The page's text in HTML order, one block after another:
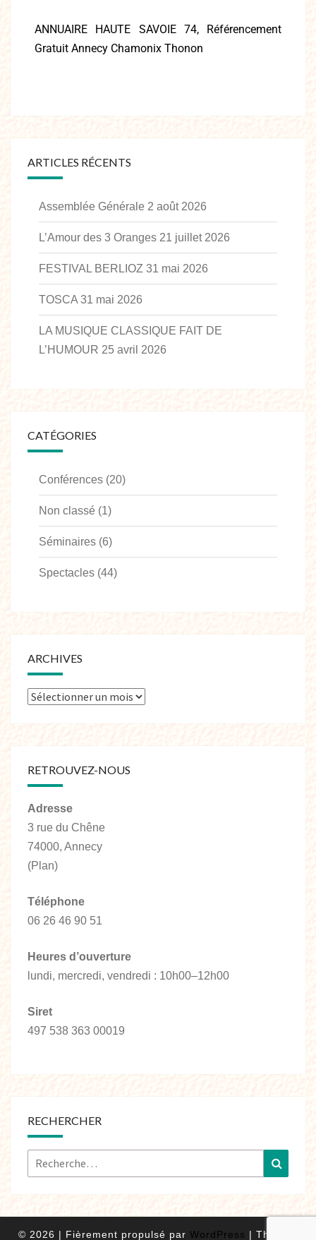
ANNUAIRE HAUTE SAVOIE 74, Référencement
Gratuit Annecy Chamonix Thonon
ARTICLES RÉCENTS
Assemblée Générale 2 août 2026
L’Amour des 3 Oranges 21 juillet 2026
FESTIVAL BERLIOZ 31 mai 2026
TOSCA 31 mai 2026
LA MUSIQUE CLASSIQUE FAIT DE
L’HUMOUR 25 avril 2026
CATÉGORIES
Conférences (20)
Non classé (1)
Séminaires (6)
Spectacles (44)
ARCHIVES
RETROUVEZ-NOUS
Adresse
3 rue du Chêne
74000, Annecy
(Plan)
Téléphone
06 26 46 90 51
Heures d’ouverture
lundi, mercredi, vendredi : 10h00–12h00
Siret
497 538 363 00019
RECHERCHER
© 2026 | Fièrement propulsé par WordPress | Thème :